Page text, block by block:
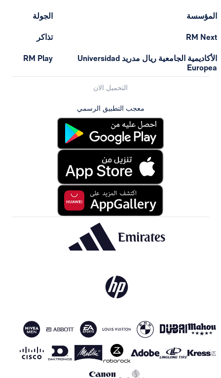
الأكاديمية الجامعية ريال مدريد Universidad RM Play
معجب التطبيق الرسمي